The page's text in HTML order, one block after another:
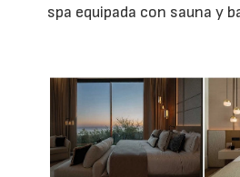
spa equipada con sauna y